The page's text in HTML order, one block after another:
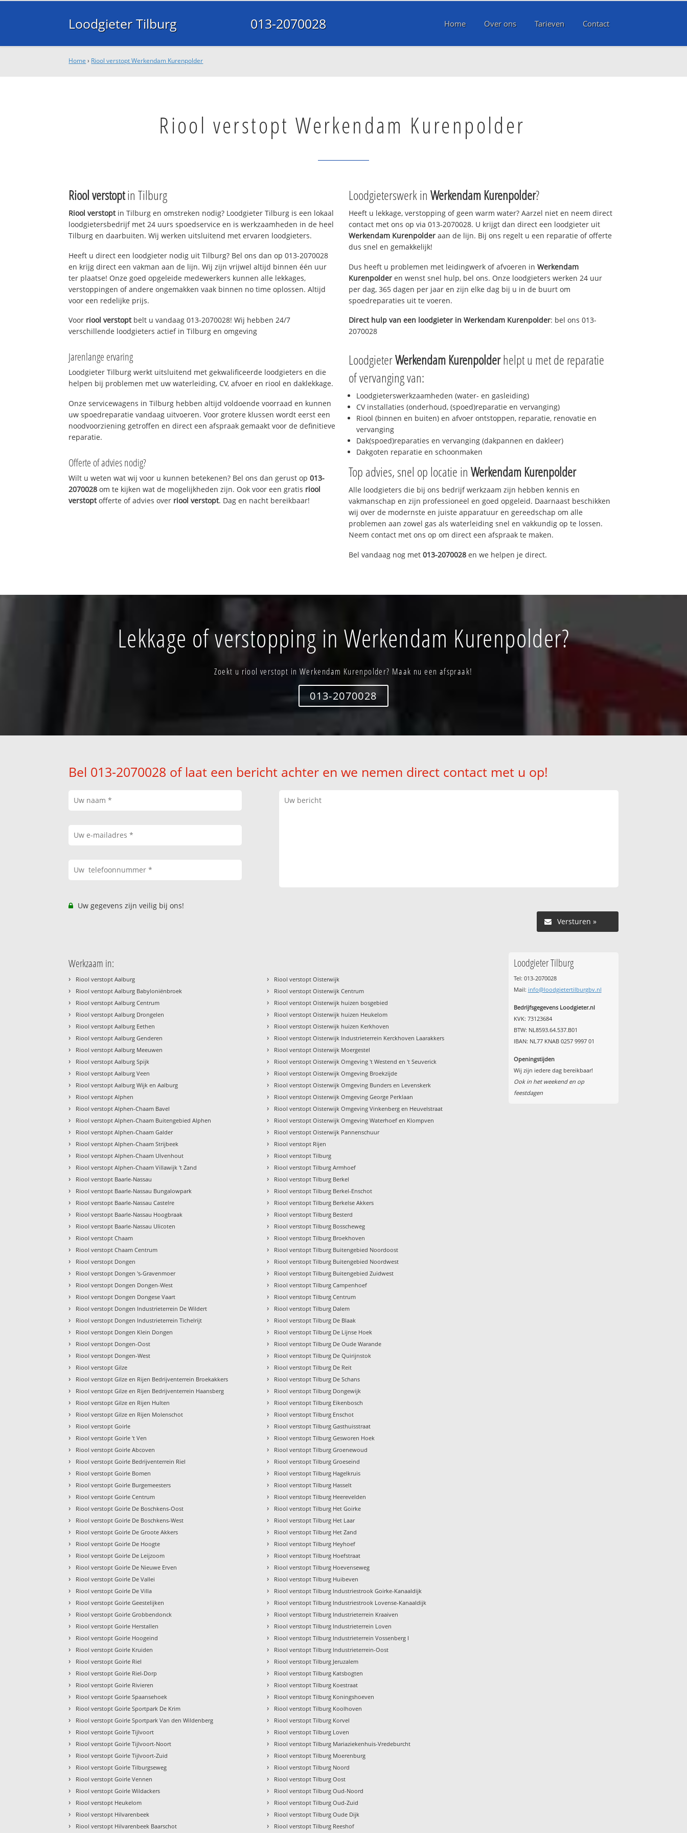
Loodgieter Tilburg 013-2070028 Home Over ons Tarieven Contact
Home › Riool verstopt Werkendam Kurenpolder
Riool verstopt Werkendam Kurenpolder
Riool verstoptin Tilburg
Riool verstoptin Tilburg en omstreken nodig? Loodgieter Tilburg is een lokaal
loodgietersbedrijf met 24 uurs spoedservice en is werkzaamheden in de heel
Tilburg en daarbuiten. Wij werken uitsluitend met ervaren loodgieters.
Heeft u direct een loodgieter nodig uit Tilburg? Bel ons dan op 013-2070028
en krijg direct een vakman aan de lijn. Wij zijn vrijwel altijd binnen één uur
ter plaatse! Onze goed opgeleide medewerkers kunnen alle lekkages,
verstoppingen of andere ongemakken vaak binnen no time oplossen. Altijd
voor een redelijke prijs.
Voor riool verstoptbelt u vandaag 013-2070028! Wij hebben 24/7
verschillende loodgieters actief in Tilburg en omgeving
Jarenlange ervaring
Loodgieter Tilburg werkt uitsluitend met gekwalificeerde loodgieters en die
helpen bij problemen met uw waterleiding, CV, afvoer en riool en daklekkage.
Onze servicewagens in Tilburg hebben altijd voldoende voorraad en kunnen
uw spoedreparatie vandaag uitvoeren. Voor grotere klussen wordt eerst een
noodvoorziening getroffen en direct een afspraak gemaakt voor de definitieve
reparatie.
Offerte of advies nodig?
Wilt u weten wat wij voor u kunnen betekenen? Bel ons dan gerust op013-
2070028 om te kijken wat de mogelijkheden zijn. Ook voor een gratis riool
verstoptofferte of advies over riool verstopt. Dag en nacht bereikbaar!
Loodgieterswerk in Werkendam Kurenpolder?
Heeft u lekkage, verstopping of geen warm water? Aarzel niet en neem direct
contact met ons op via 013-2070028. U krijgt dan direct een loodgieter uit
Werkendam Kurenpolder aan de lijn. Bij ons regelt u een reparatie of offerte
dus snel en gemakkelijk!
Dus heeft u problemen met leidingwerk of afvoeren in Werkendam
Kurenpolder en wenst snel hulp, bel ons. Onze loodgieters werken 24 uur
per dag, 365 dagen per jaar en zijn elke dag bij u in de buurt om
spoedreparaties uit te voeren.
Direct hulp van een loodgieter in Werkendam Kurenpolder: bel ons 013-
2070028
LoodgieterWerkendam Kurenpolderhelpt u met de reparatie
of vervanging van:
Loodgieterswerkzaamheden (water- en gasleiding)
CV installaties (onderhoud, (spoed)reparatie en vervanging)
Riool (binnen en buiten) en afvoer ontstoppen, reparatie, renovatie en
vervanging
Dak(spoed)reparaties en vervanging (dakpannen en dakleer)
Dakgoten reparatie en schoonmaken
Top advies, snel op locatie in Werkendam Kurenpolder
Alle loodgieters die bij ons bedrijf werkzaam zijn hebben kennis en
vakmanschap en zijn professioneel en goed opgeleid. Daarnaast beschikken
wij over de modernste en juiste apparatuur en gereedschap om alle
problemen aan zowel gas als waterleiding snel en vakkundig op te lossen.
Neem contact met ons op om direct een afspraak te maken.
Bel vandaag nog met 013-2070028 en we helpen je direct.
Lekkage of verstopping in Werkendam Kurenpolder?
Zoekt u riool verstopt in Werkendam Kurenpolder? Maak nu een afspraak!
013-2070028
Bel 013-2070028 of laat een bericht achter en we nemen direct contact met u op!
Uw gegevens zijn veilig bij ons!
Versturen »
Werkzaam in:
› Riool verstopt Aalburg
› Riool verstopt Aalburg Babyloniënbroek
› Riool verstopt Aalburg Centrum
› Riool verstopt Aalburg Drongelen
› Riool verstopt Aalburg Eethen
› Riool verstopt Aalburg Genderen
› Riool verstopt Aalburg Meeuwen
› Riool verstopt Aalburg Spijk
› Riool verstopt Aalburg Veen
› Riool verstopt Aalburg Wijk en Aalburg
› Riool verstopt Alphen
› Riool verstopt Alphen-Chaam Bavel
› Riool verstopt Alphen-Chaam Buitengebied Alphen
› Riool verstopt Alphen-Chaam Galder
› Riool verstopt Alphen-Chaam Strijbeek
› Riool verstopt Alphen-Chaam Ulvenhout
› Riool verstopt Alphen-Chaam Villawijk 't Zand
› Riool verstopt Baarle-Nassau
› Riool verstopt Baarle-Nassau Bungalowpark
› Riool verstopt Baarle-Nassau Castelre
› Riool verstopt Baarle-Nassau Hoogbraak
› Riool verstopt Baarle-Nassau Ulicoten
› Riool verstopt Chaam
› Riool verstopt Chaam Centrum
› Riool verstopt Dongen
› Riool verstopt Dongen 's-Gravenmoer
› Riool verstopt Dongen Dongen-West
› Riool verstopt Dongen Dongese Vaart
› Riool verstopt Dongen Industrieterrein De Wildert
› Riool verstopt Dongen Industrieterrein Tichelrijt
› Riool verstopt Dongen Klein Dongen
› Riool verstopt Dongen-Oost
› Riool verstopt Dongen-West
› Riool verstopt Gilze
› Riool verstopt Gilze en Rijen Bedrijventerrein Broekakkers
› Riool verstopt Gilze en Rijen Bedrijventerrein Haansberg
› Riool verstopt Gilze en Rijen Hulten
› Riool verstopt Gilze en Rijen Molenschot
› Riool verstopt Goirle
› Riool verstopt Goirle 't Ven
› Riool verstopt Goirle Abcoven
› Riool verstopt Goirle Bedrijventerrein Riel
› Riool verstopt Goirle Bomen
› Riool verstopt Goirle Burgemeesters
› Riool verstopt Goirle Centrum
› Riool verstopt Goirle De Boschkens-Oost
› Riool verstopt Goirle De Boschkens-West
› Riool verstopt Goirle De Groote Akkers
› Riool verstopt Goirle De Hoogte
› Riool verstopt Goirle De Leijzoom
› Riool verstopt Goirle De Nieuwe Erven
› Riool verstopt Goirle De Vallei
› Riool verstopt Goirle De Villa
› Riool verstopt Goirle Geestelijken
› Riool verstopt Goirle Grobbendonck
› Riool verstopt Goirle Herstallen
› Riool verstopt Goirle Hoogeind
› Riool verstopt Goirle Kruiden
› Riool verstopt Goirle Riel
› Riool verstopt Goirle Riel-Dorp
› Riool verstopt Goirle Rivieren
› Riool verstopt Goirle Spaansehoek
› Riool verstopt Goirle Sportpark De Krim
› Riool verstopt Goirle Sportpark Van den Wildenberg
› Riool verstopt Goirle Tijlvoort
› Riool verstopt Goirle Tijlvoort-Noort
› Riool verstopt Goirle Tijlvoort-Zuid
› Riool verstopt Goirle Tilburgseweg
› Riool verstopt Goirle Vennen
› Riool verstopt Goirle Wildackers
› Riool verstopt Heukelom
› Riool verstopt Hilvarenbeek
› Riool verstopt Hilvarenbeek Baarschot
› Riool verstopt Oisterwijk
› Riool verstopt Oisterwijk Centrum
› Riool verstopt Oisterwijk huizen bosgebied
› Riool verstopt Oisterwijk huizen Heukelom
› Riool verstopt Oisterwijk huizen Kerkhoven
› Riool verstopt Oisterwijk Industrieterrein Kerckhoven Laarakkers
› Riool verstopt Oisterwijk Moergestel
› Riool verstopt Oisterwijk Omgeving 't Westend en 't Seuverick
› Riool verstopt Oisterwijk Omgeving Broekzijde
› Riool verstopt Oisterwijk Omgeving Bunders en Levenskerk
› Riool verstopt Oisterwijk Omgeving George Perklaan
› Riool verstopt Oisterwijk Omgeving Vinkenberg en Heuvelstraat
› Riool verstopt Oisterwijk Omgeving Waterhoef en Klompven
› Riool verstopt Oisterwijk Pannenschuur
› Riool verstopt Rijen
› Riool verstopt Tilburg
› Riool verstopt Tilburg Armhoef
› Riool verstopt Tilburg Berkel
› Riool verstopt Tilburg Berkel-Enschot
› Riool verstopt Tilburg Berkelse Akkers
› Riool verstopt Tilburg Besterd
› Riool verstopt Tilburg Bosscheweg
› Riool verstopt Tilburg Broekhoven
› Riool verstopt Tilburg Buitengebied Noordoost
› Riool verstopt Tilburg Buitengebied Noordwest
› Riool verstopt Tilburg Buitengebied Zuidwest
› Riool verstopt Tilburg Campenhoef
› Riool verstopt Tilburg Centrum
› Riool verstopt Tilburg Dalem
› Riool verstopt Tilburg De Blaak
› Riool verstopt Tilburg De Lijnse Hoek
› Riool verstopt Tilburg De Oude Warande
› Riool verstopt Tilburg De Quirijnstok
› Riool verstopt Tilburg De Reit
› Riool verstopt Tilburg De Schans
› Riool verstopt Tilburg Dongewijk
› Riool verstopt Tilburg Eikenbosch
› Riool verstopt Tilburg Enschot
› Riool verstopt Tilburg Gasthuisstraat
› Riool verstopt Tilburg Gesworen Hoek
› Riool verstopt Tilburg Groenewoud
› Riool verstopt Tilburg Groeseind
› Riool verstopt Tilburg Hagelkruis
› Riool verstopt Tilburg Hasselt
› Riool verstopt Tilburg Heerevelden
› Riool verstopt Tilburg Het Goirke
› Riool verstopt Tilburg Het Laar
› Riool verstopt Tilburg Het Zand
› Riool verstopt Tilburg Heyhoef
› Riool verstopt Tilburg Hoefstraat
› Riool verstopt Tilburg Hoevenseweg
› Riool verstopt Tilburg Huibeven
› Riool verstopt Tilburg Industriestrook Goirke-Kanaaldijk
› Riool verstopt Tilburg Industriestrook Lovense-Kanaaldijk
› Riool verstopt Tilburg Industrieterrein Kraaiven
› Riool verstopt Tilburg Industrieterrein Loven
› Riool verstopt Tilburg Industrieterrein Vossenberg I
› Riool verstopt Tilburg Industrieterrein-Oost
› Riool verstopt Tilburg Jeruzalem
› Riool verstopt Tilburg Katsbogten
› Riool verstopt Tilburg Koestraat
› Riool verstopt Tilburg Koningshoeven
› Riool verstopt Tilburg Koolhoven
› Riool verstopt Tilburg Korvel
› Riool verstopt Tilburg Loven
› Riool verstopt Tilburg Mariaziekenhuis-Vredeburcht
› Riool verstopt Tilburg Moerenburg
› Riool verstopt Tilburg Noord
› Riool verstopt Tilburg Oost
› Riool verstopt Tilburg Oud-Noord
› Riool verstopt Tilburg Oud-Zuid
› Riool verstopt Tilburg Oude Dijk
› Riool verstopt Tilburg Reeshof
Loodgieter Tilburg
Tel: 013-2070028
Mail: info@loodgietertilburgbv.nl
Bedrijfsgegevens Loodgieter.nl
KVK: 73123684
BTW: NL8593.64.537.B01
IBAN: NL77 KNAB 0257 9997 01
Openingstijden
Wij zijn iedere dag bereikbaar!
Ook in het weekend en op
feestdagen